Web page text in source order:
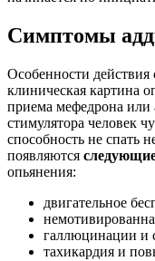
Симптомы
Особенности
клиническая картина
приема мефедрона
стимулятора человек
способность не спать
появляются
опьянения:
двигательное
галлюцинации и
тахикардия и